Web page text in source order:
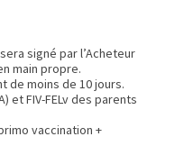
signé par l’Acheteur
main propre.
de moins de 10 jours.
et FIV-FELv des parents
vaccination +